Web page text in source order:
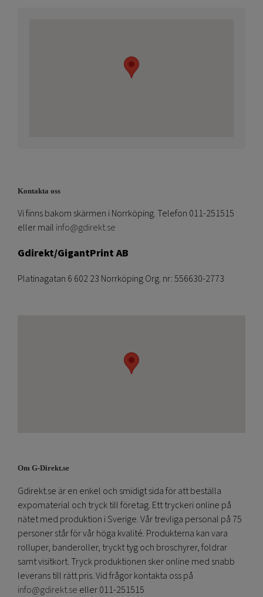
Kontakta oss
Vi finns bakom skärmen i Norrköping. Telefon 011-251515
eller mail info@gdirekt.se
Gdirekt/GigantPrint AB
Platinagatan 6 602 23 Norrköping Org. nr: 556630-2773
Om G-Direkt.se
Gdirekt.se är en enkel och smidigt sida för att beställa
expomaterial och tryck till företag. Ett tryckeri online på
nätet med produktion i Sverige. Vår trevliga personal på 75
personer står för vår höga kvalité. Produkterna kan vara
rolluper, banderoller, tryckt tyg och broschyrer, foldrar
samt visitkort. Tryck produktionen sker online med snabb
leverans till rätt pris. Vid frågor kontakta oss på
info@gdirekt.se eller 011-251515